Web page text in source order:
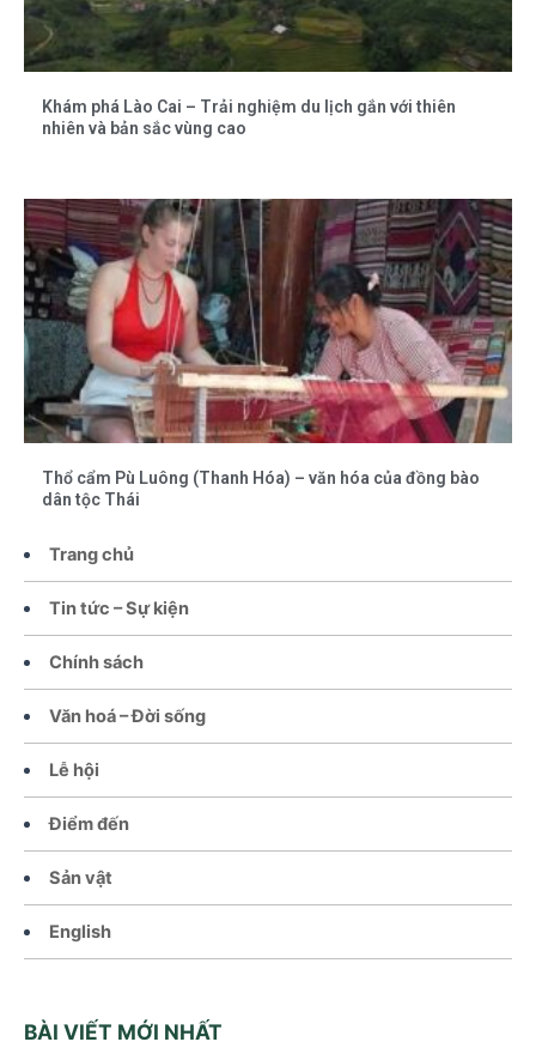
Trang chủ
Tin tức – Sự kiện
Chính sách
Văn hoá – Đời sống
Lễ hội
Điểm đến
Sản vật
English
BÀI VIẾT MỚI NHẤT
Khám phá Lào Cai – Trải nghiệm du lịch gắn với thiên
nhiên và bản sắc vùng cao
Thổ cẩm Pù Luông (Thanh Hóa) – văn hóa của đồng bào
dân tộc Thái